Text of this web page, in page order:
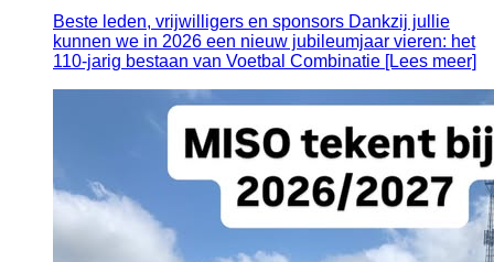
Beste leden, vrijwilligers en sponsors Dankzij jullie
kunnen we in 2026 een nieuw jubileumjaar vieren: het
110-jarig bestaan van Voetbal Combinatie [Lees meer]